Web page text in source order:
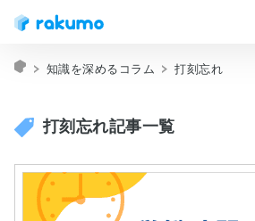
知識を深めるコラム 打刻忘れ
打刻忘れ記事一覧